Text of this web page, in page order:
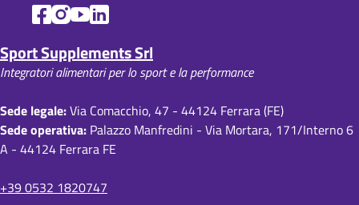
l
e
d
i
p
a
Sport Supplements Srl
Integratori alimentari per lo sport e la performance
Sede legale:Via Comacchio, 47 - 44124 Ferrara (FE)
Sede operativa: Palazzo Manfredini - Via Mortara, 171/Interno 6
A - 44124 Ferrara FE
+39 0532 1820747